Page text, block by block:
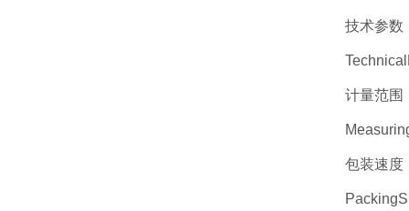
技术参数
计量范围
包装速度